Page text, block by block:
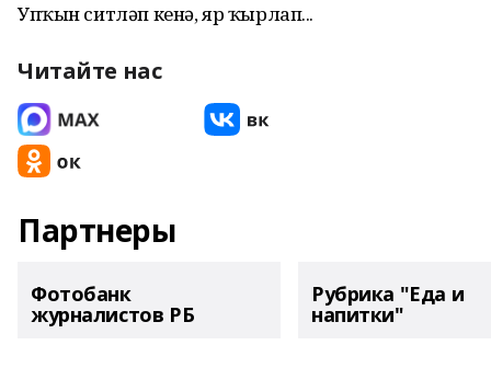
Упҡын ситләп кенә, яр ҡырлап...
Читайте нас
Партнеры
Фотобанк
журналистов РБ
Рубрика "Еда и
напитки"